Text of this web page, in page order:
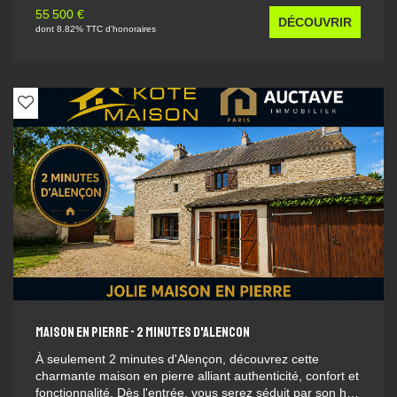
commune. Idéalement situé, cet appartement bénéficie
d'un emplacement recherché, à proximité immédiate des
les charges générales d'immeuble, le chauffage collectif
et individuel, l'eau froide, l'entretien des parties
communes ainsi que la cotisation au fonds travaux ALUR.
Pour toute information complémentaire ou pour organiser
une visite, notre agence Kôté Maison se tient à votre
entière disposition.
55 500 €
dont 8.82% TTC d'honoraires DÉCOUVRIR
MAISON EN PIERRE - 2 MINUTES D'ALENCON
À seulement 2 minutes d'Alençon, découvrez cette
charmante maison en pierre alliant authenticité, confort et
fonctionnalité. Dès l'entrée, vous serez séduit par son hall